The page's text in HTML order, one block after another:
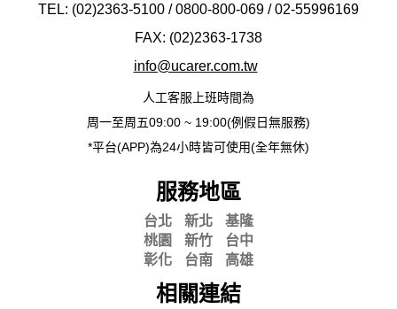
TEL: (02)2363-5100 / 0800-800-069 / 02-55996169
FAX: (02)2363-1738
info@ucarer.com.tw
人工客服上班時間為
周一至周五09:00 ~ 19:00(例假日無服務)
*平台(APP)為24小時皆可使用(全年無休)
服務地區
台北 新北
基隆
桃園
新竹
台中
彰化
台南 高雄
相關連結